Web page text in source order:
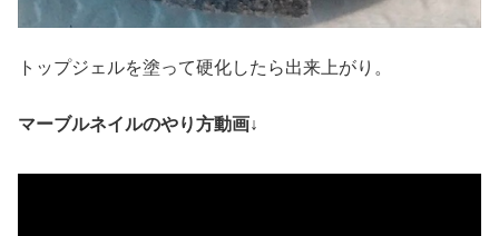
トップジェルを塗って硬化したら出来上がり。
マーブルネイルのやり方動画↓